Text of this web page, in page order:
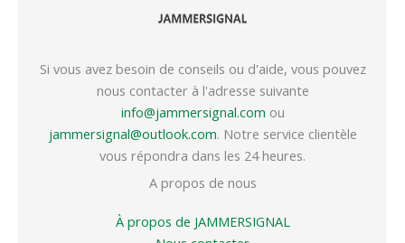
Si vous avez besoin de conseils ou d'aide, vous pouvez
nous contacter à l'adresse suivante
info@jammersignal.com ou
jammersignal@outlook.com. Notre service clientèle
vous répondra dans les 24 heures.
A propos de nous
À propos de JAMMERSIGNAL